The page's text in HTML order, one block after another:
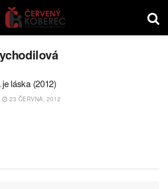
láska (2012)
23 ČERVNA, 2012